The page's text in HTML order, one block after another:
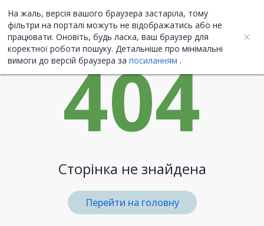
На жаль, версія вашого браузера застаріла, тому
фільтри на порталі можуть не відображатись або не
працювати. Оновіть, будь ласка, ваш браузер для
коректної роботи пошуку. Детальніше про мінімальні
вимоги до версій браузера за посиланням .
UA ENG
404
Сторінка не знайдена
Перейти на головну